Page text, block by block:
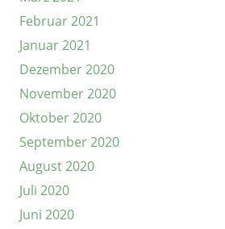
Februar 2021
Januar 2021
Dezember 2020
November 2020
Oktober 2020
September 2020
August 2020
Juli 2020
Juni 2020